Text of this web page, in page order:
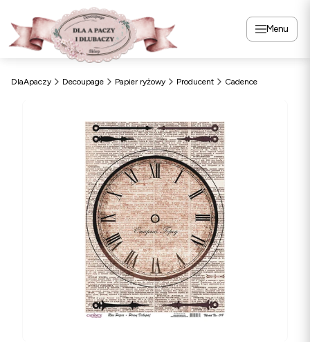
Menu
DlaApaczy Decoupage Papier ryżowy Producent Cadence